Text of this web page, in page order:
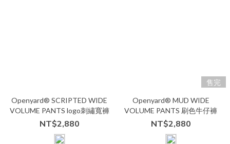
Openyard® SCRIPTED WIDE
VOLUME PANTS logo刺繡寬褲
NT$2,880
售完
Openyard® MUD WIDE
VOLUME PANTS 刷色牛仔褲
NT$2,880